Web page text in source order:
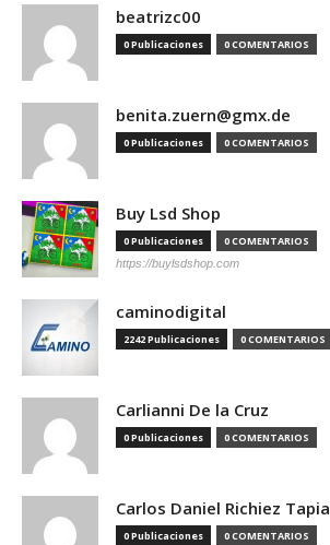
beatrizc00
0 Publicaciones 0 COMENTARIOS
benita.zuern@gmx.de
0 Publicaciones 0 COMENTARIOS
Buy Lsd Shop
0 Publicaciones 0 COMENTARIOS
https://buylsdshop.com
caminodigital
2242 Publicaciones 0 COMENTARIOS
Carlianni De la Cruz
0 Publicaciones 0 COMENTARIOS
Carlos Daniel Richiez Tapia
0 Publicaciones 0 COMENTARIOS